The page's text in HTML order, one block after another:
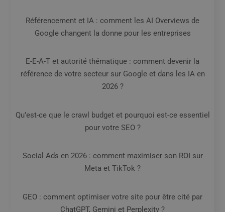
Référencement et IA : comment les AI Overviews de
Google changent la donne pour les entreprises
E-E-A-T et autorité thématique : comment devenir la
référence de votre secteur sur Google et dans les IA en
2026 ?
Qu’est-ce que le crawl budget et pourquoi est-ce essentiel
pour votre SEO ?
Social Ads en 2026 : comment maximiser son ROI sur
Meta et TikTok ?
GEO : comment optimiser votre site pour être cité par
ChatGPT, Gemini et Perplexity ?